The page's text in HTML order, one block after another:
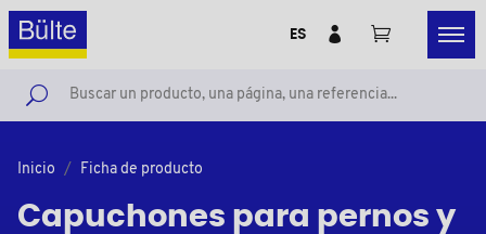
ES
Inicio Ficha de producto
Capuchones para pernos y